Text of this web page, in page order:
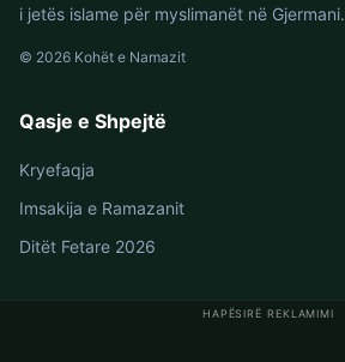
HAPËSIRË REKLAMIMI
i jetës islame për myslimanët në Gjermani.
© 2026 Kohët e Namazit
Qasje e Shpejtë
Kryefaqja
Imsakija e Ramazanit
Ditët Fetare 2026
Oraret e Namazit në Gjermani